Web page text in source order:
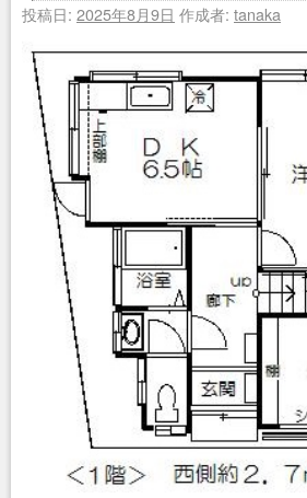
投稿日: 2025年8月9日 作成者: tanaka